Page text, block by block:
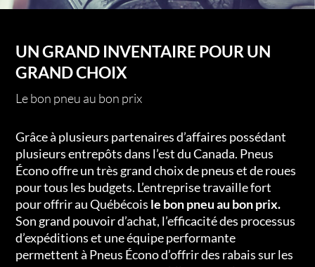
UN GRAND INVENTAIRE POUR UN
GRAND CHOIX
Le bon pneu au bon prix
Grâce à plusieurs partenaires d’affaires possédant
plusieurs entrepôts dans l’est du Canada. Pneus
Écono offre un très grand choix de pneus et de roues
pour tous les budgets. L’entreprise travaille fort
pour offrir au Québécois le bon pneu au bon prix.
Son grand pouvoir d’achat, l’efficacité des processus
d’expéditions et une équipe performante
permettent à Pneus Écono d’offrir des rabais sur les